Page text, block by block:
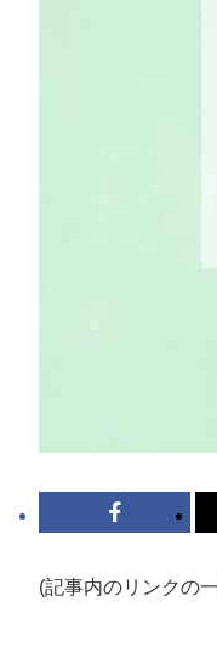
(記事内のリンクの